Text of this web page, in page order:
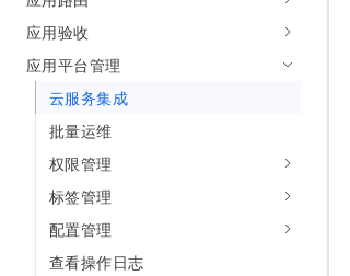
应用验收
应用平台管理
云服务集成
批量运维
权限管理
标签管理
配置管理
查看操作日志